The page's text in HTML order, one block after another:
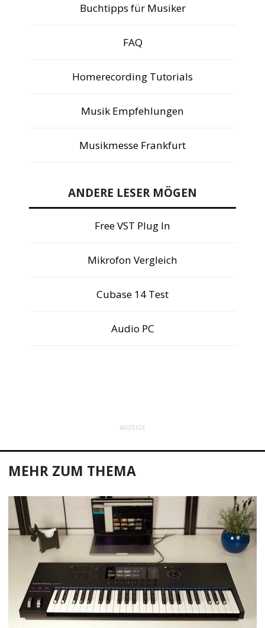
Buchtipps für Musiker
FAQ
Homerecording Tutorials
Musik Empfehlungen
Musikmesse Frankfurt
ANDERE LESER MÖGEN
Free VST Plug In
Mikrofon Vergleich
Cubase 14 Test
Audio PC
ANZEIGE
MEHR ZUM THEMA